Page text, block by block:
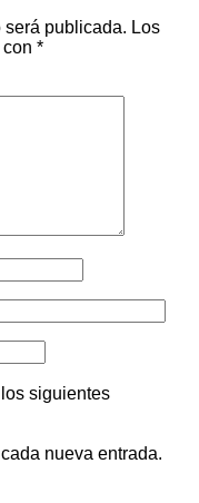
será publicada. Los
*
siguientes
nueva entrada.